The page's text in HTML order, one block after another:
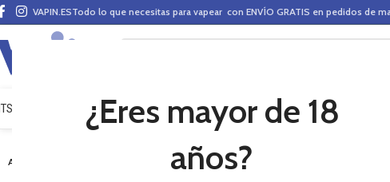
¿Eres mayor de 18
años?
VAPIN.ESTodo lo que necesitas para vapear con ENVÍO GRATIS en pedidos de
VAPEO MODS CLAROMIZADORES BASES Y AROMAS (ALQUIMIA)
AGOTADO